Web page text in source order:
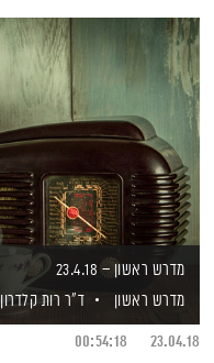
מדרש ראשון – 23.4.18
מדרש ראשון
ד"ר רות קלדרון
23.04.18
00:54:18